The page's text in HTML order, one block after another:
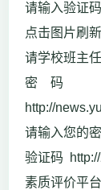
请输入验证码
点击图片刷
请学校班主
密 码
http://
请输入您的
验证码
素质评价平台